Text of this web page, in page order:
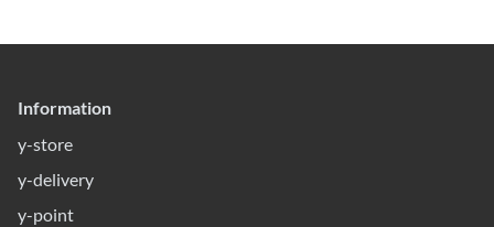
Information
y-store
y-delivery
y-point